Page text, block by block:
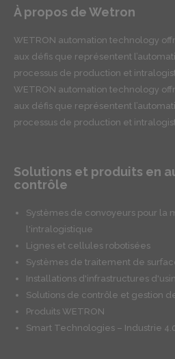
À propos de Wetron
WETRON automation technology
aux défis que représentent
processus de production et
WETRON automation technology
aux défis que représentent
processus de production et
Solutions et produits en
contrôle
Systèmes de convoyeurs pour la
l'intralogistique
Lignes et cellules robotisées
Systèmes de traitement de
Installations d'infrastructures
Solutions de contrôle et gestion
Produits WETRON
Smart Technologies – Industrie